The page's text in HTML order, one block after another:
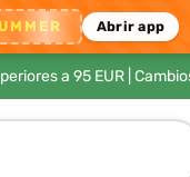
Abrir app
a 95 EUR|